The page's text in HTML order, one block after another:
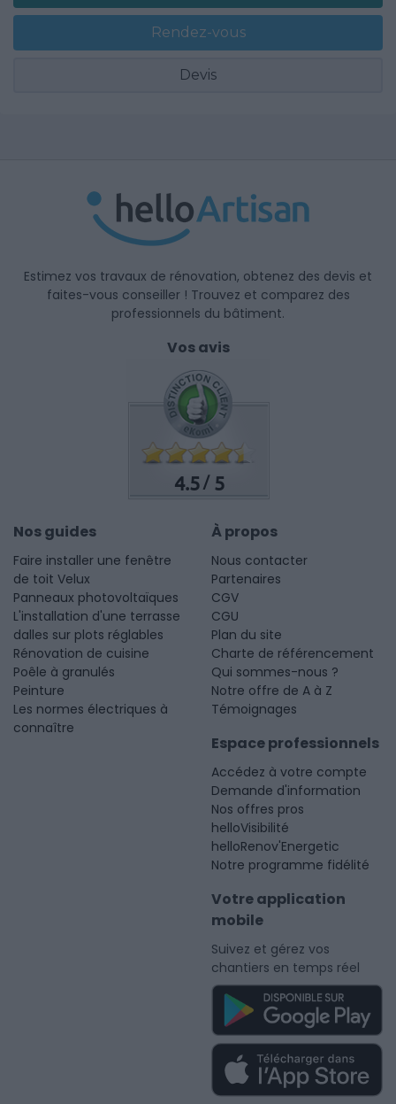
Rendez-vous
Devis
Estimez vos travaux de rénovation, obtenez des devis et
faites-vous conseiller ! Trouvez et comparez des
professionnels du bâtiment.
Vos avis
4.5 /5
Nos guides
Faire installer une fenêtre
de toit Velux
Panneaux photovoltaïques
L'installation d'une terrasse
dalles sur plots réglables
Rénovation de cuisine
Poêle à granulés
Peinture
Les normes électriques à
connaître
À propos
Nous contacter
Partenaires
CGV
CGU
Plan du site
Charte de référencement
Qui sommes-nous ?
Notre offre de A à Z
Témoignages
Espace professionnels
Accédez à votre compte
Demande d'information
Nos offres pros
helloVisibilité
helloRenov'Energetic
Notre programme fidélité
Votre application
mobile
Suivez et gérez vos
chantiers en temps réel